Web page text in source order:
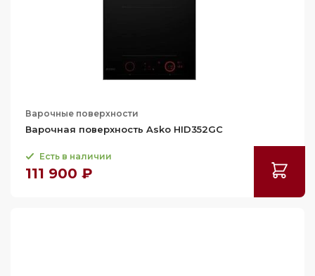
Варочные поверхности
Варочная поверхность Asko HID352GC
Есть в наличии
111 900 ₽